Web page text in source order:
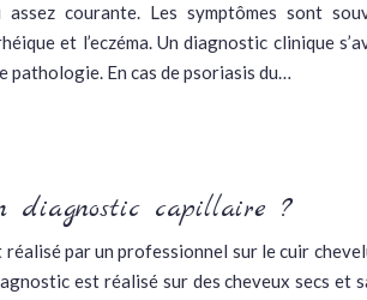
courante. Les symptômes sont
et l’eczéma. Un diagnostic clinique
pathologie. En cas de psoriasis du…
diagnostic capillaire ?
par un professionnel sur le cuir
est réalisé sur des cheveux secs et